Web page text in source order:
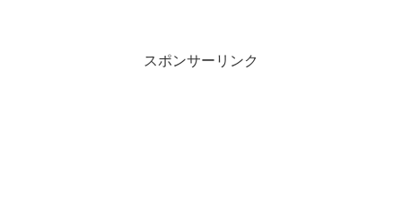
スポンサーリンク